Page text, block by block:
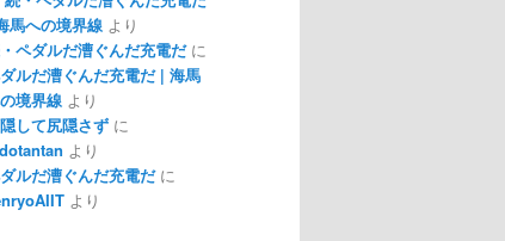
馬への境界線 より
ペダルだ漕ぐんだ充電だに
ルだ漕ぐんだ充電だ | 海馬
境界線 より
して尻隠さず に
より
ルだ漕ぐんだ充電だに
より